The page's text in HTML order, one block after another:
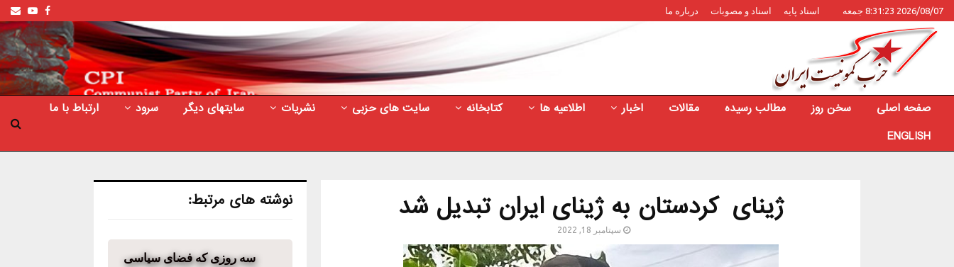
2026/08/07 8:31:23 جمعه اسناد پایه اسناد و مصوبات درباره ما Facebook
صفحه اصلی سخن روز مطالب رسیده مقالات اخبار اطلاعیه ها کتابخانه سایت های حزبی نشریات سایتهای دیگر سرود
ارتباط با ما
ENGLISH
ژینای کردستان به ژینای ایران تبدیل شد
سپتامبر 18, 2022
نوشته های مرتبط:
سه روزی که فضای سیاسی